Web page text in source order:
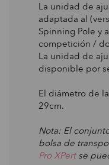
La unidad de
adaptada al
Spinning Pole y
competición /
La unidad de
disponible por
El diámetro de
29cm.
Nota: El
bolsa de
Pro XPertse